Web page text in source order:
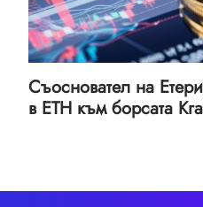
Съосновател на
в ETH към борсата